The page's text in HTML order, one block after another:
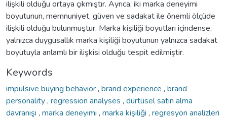
ilişkili olduğu ortaya çıkmıştır. Ayrıca, iki marka deneyimi
boyutunun, memnuniyet, güven ve sadakat ile önemli ölçüde
ilişkili olduğu bulunmuştur. Marka kişiliği boyutları içindense,
yalnızca duygusallık marka kişiliği boyutunun yalnızca sadakat
boyutuyla anlamlı bir ilişkisi olduğu tespit edilmiştir.
Keywords
impulsive buying behavior, brand experience , brand
personality, regression analyses , dürtüsel satın alma
davranışı , marka deneyimi , marka kişiliği , regresyon analizleri